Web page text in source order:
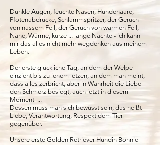
Dunkle Augen, feuchte Nasen, Hundehaare,
Pfotenabdrücke, Schlammspritzer, der Geruch
von nassem Fell, der Geruch von warmen Fell,
Nähe, Wärme, kurze ... lange Nächte - ich kann
mir das alles nicht mehr wegdenken aus meinem
Leben.
Der erste glückliche Tag, an dem der Welpe
einzieht bis zu jenem letzen, an dem man meint,
dass alles zerbricht, aber in Wahrheit die Liebe
den Schmerz besiegt, auch jetzt in diesem
Moment ...
Dessen muss man sich bewusst sein, das heißt
Liebe, Verantwortung, Respekt dem Tier
gegenüber.
Unsere erste Golden Retriever Hündin Bonnie